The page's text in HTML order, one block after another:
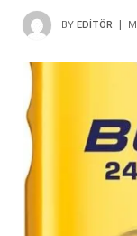
BY EDITÖR